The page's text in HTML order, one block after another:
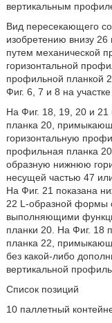
вертикальным
Вид пересекающего
изобретению внизу
путем механической
горизонтальной
профильной планкой
Фиг. 6, 7 и 8 на участке
На Фиг. 18, 19, 20 и 21
планка 20,
горизонтальную
профильная планка
образную нижнюю
несущей частью 47
На Фиг. 21 показана
22 L-образной формы
выполняющими
планки 20. На Фиг. 18
планка 22,
без какой-либо
вертикальной
Список позиций
10 паллетный